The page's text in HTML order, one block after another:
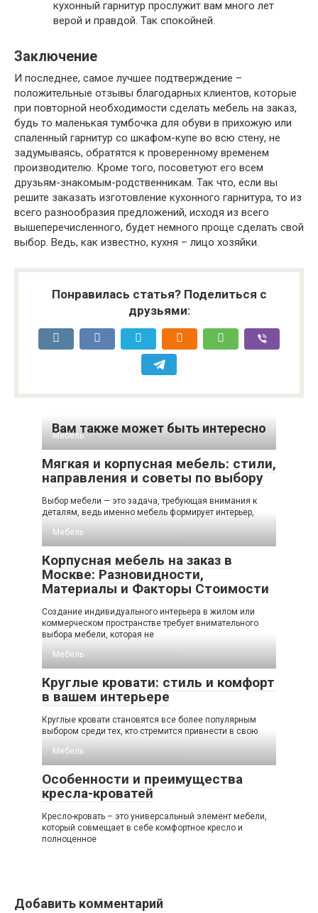
кухонный гарнитур прослужит вам много лет
верой и правдой. Так спокойней.
Заключение
И последнее, самое лучшее подтверждение –
положительные отзывы благодарных клиентов, которые
при повторной необходимости сделать мебель на заказ,
будь то маленькая тумбочка для обуви в прихожую или
спаленный гарнитур со шкафом-купе во всю стену, не
задумываясь, обратятся к проверенному временем
производителю. Кроме того, посоветуют его всем
друзьям-знакомым-родственникам. Так что, если вы
решите заказать изготовление кухонного гарнитура, то из
всего разнообразия предложений, исходя из всего
вышеперечисленного, будет немного проще сделать свой
выбор. Ведь, как известно, кухня – лицо хозяйки.
Понравилась статья? Поделиться с
друзьями:
Вам также может быть интересно
Мебель
Мягкая и корпусная мебель: стили,
направления и советы по выбору
Выбор мебели — это задача, требующая внимания к
деталям, ведь именно мебель формирует интерьер,
Мебель
Корпусная мебель на заказ в
Москве: Разновидности,
Материалы и Факторы Стоимости
Создание индивидуального интерьера в жилом или
коммерческом пространстве требует внимательного
выбора мебели, которая не
Мебель
Круглые кровати: стиль и комфорт
в вашем интерьере
Круглые кровати становятся все более популярным
выбором среди тех, кто стремится привнести в свою
Мебель
Особенности и преимущества
кресла-кроватей
Кресло-кровать – это универсальный элемент мебели,
который совмещает в себе комфортное кресло и
полноценное
Добавить комментарий